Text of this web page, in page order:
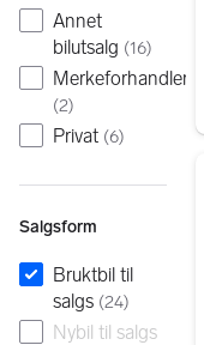
Annet
bilutsalg (16)
Merkeforhandler
(2)
Privat (6)
Salgsform
Bruktbil til
salgs (24)
Nybil til salgs